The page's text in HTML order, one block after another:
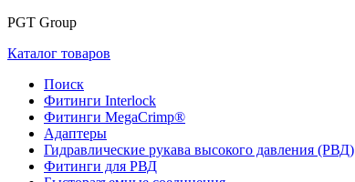
PGT Group
Каталог товаров
Поиск
Фитинги Interlock
Фитинги MegaCrimp®
Адаптеры
Гидравлические рукава высокого давления (РВД)
Фитинги для РВД